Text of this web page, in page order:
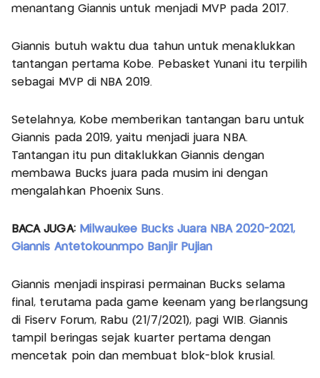
menantang Giannis untuk menjadi MVP pada 2017.
Giannis butuh waktu dua tahun untuk menaklukkan
tantangan pertama Kobe. Pebasket Yunani itu terpilih
sebagai MVP di NBA 2019.
Setelahnya, Kobe memberikan tantangan baru untuk
Giannis pada 2019, yaitu menjadi juara NBA.
Tantangan itu pun ditaklukkan Giannis dengan
membawa Bucks juara pada musim ini dengan
mengalahkan Phoenix Suns.
BACA JUGA: Milwaukee Bucks Juara NBA 2020-2021,
Giannis Antetokounmpo Banjir Pujian
Giannis menjadi inspirasi permainan Bucks selama
final, terutama pada game keenam yang berlangsung
di Fiserv Forum, Rabu (21/7/2021), pagi WIB. Giannis
tampil beringas sejak kuarter pertama dengan
mencetak poin dan membuat blok-blok krusial.